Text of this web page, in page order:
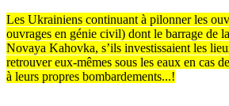
Les Ukrainiens continuant à pilonner les
ouvrages en génie civil) dont le barrage de
Novaya Kahovka, s’ils investissaient les
retrouver eux-mêmes sous les eaux en cas
à leurs propres bombardements...!